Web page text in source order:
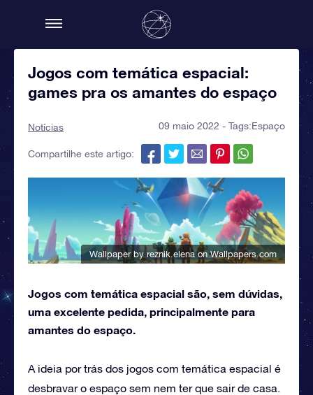
Jogos com temática espacial:
games pra os amantes do espaço
Notícias 09 maio 2022 - Tags:Espaço
Compartilhe este artigo:
Wallpaper by reznik.elenaon Wallpapers.com
Jogos com temática espacial são, sem dúvidas,
uma excelente pedida, principalmente para
amantes do espaço.
A ideia por trás dos jogos com temática espacial é
desbravar o espaço sem nem ter que sair de casa.